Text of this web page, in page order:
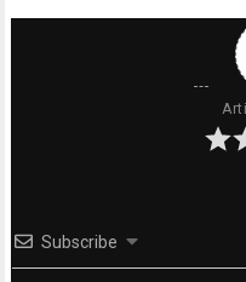
Subscribe